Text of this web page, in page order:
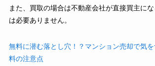
また、買取の場合は不動産会社が直接買主に
は必要ありません。
無料に潜む落とし穴！？マンション売却で気
料の注意点